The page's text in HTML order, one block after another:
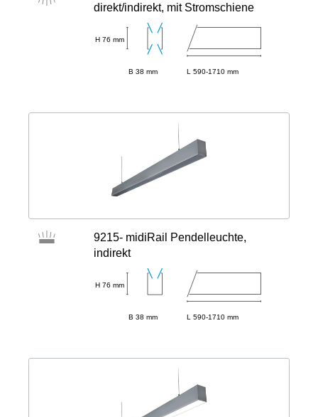
direkt/indirekt, mit Stromschiene
H 76 mm
B 38 mm L 590-1710 mm
9215- midiRail Pendelleuchte,
indirekt
H 76 mm
B 38 mm L 590-1710 mm